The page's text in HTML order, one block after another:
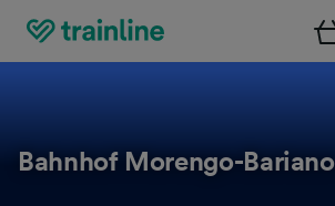
Bahnhof Morengo-Bariano